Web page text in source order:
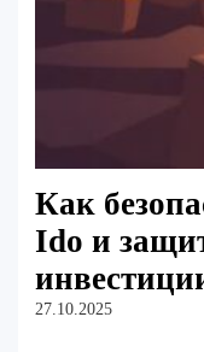
Как
Ido и
27.10.2025